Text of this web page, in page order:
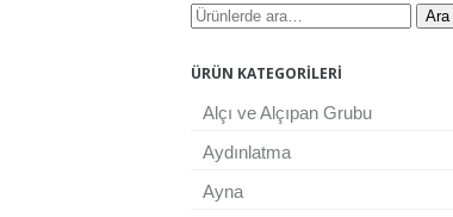
Ara
ÜRÜN KATEGORILERI
Alçı ve Alçıpan Grubu
Aydınlatma
Ayna